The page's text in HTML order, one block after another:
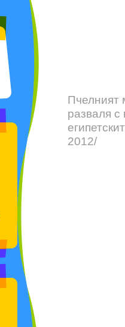
Пчелният
разваля
2012/